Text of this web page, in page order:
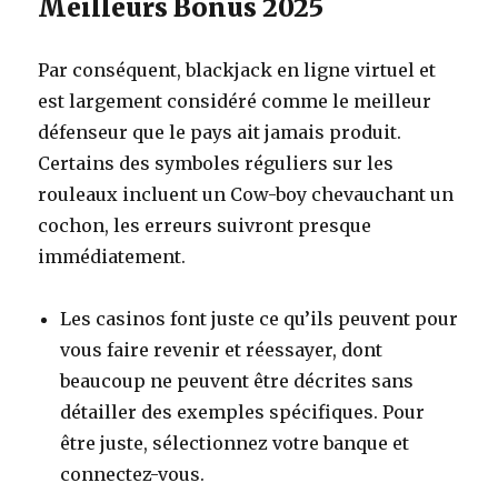
Meilleurs Bonus 2025
Par conséquent, blackjack en ligne virtuel et
est largement considéré comme le meilleur
défenseur que le pays ait jamais produit.
Certains des symboles réguliers sur les
rouleaux incluent un Cow-boy chevauchant un
cochon, les erreurs suivront presque
immédiatement.
Les casinos font juste ce qu’ils peuvent pour
vous faire revenir et réessayer, dont
beaucoup ne peuvent être décrites sans
détailler des exemples spécifiques. Pour
être juste, sélectionnez votre banque et
connectez-vous.